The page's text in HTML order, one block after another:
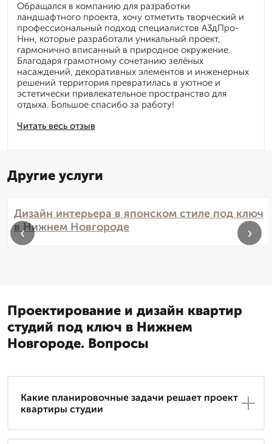
Читать весь отзыв
Обращался в компанию для разработки
ландшафтного проекта, хочу отметить творческий и
профессиональный подход специалистов А3дПро-
Ннн, которые разработали уникальный проект,
гармонично вписанный в природное окружение.
Благодаря грамотному сочетанию зелёных
насаждений, декоративных элементов и инженерных
решений территория превратилась в уютное и
эстетически привлекательное пространство для
отдыха. Большое спасибо за работу!
Другие услуги
Дизайн интерьера в японском стиле под ключ
в Нижнем Новгороде
‹ ›
Проектирование и дизайн квартир
студий под ключ в Нижнем
Новгороде. Вопросы
Какие планировочные задачи решает проект
квартиры студии